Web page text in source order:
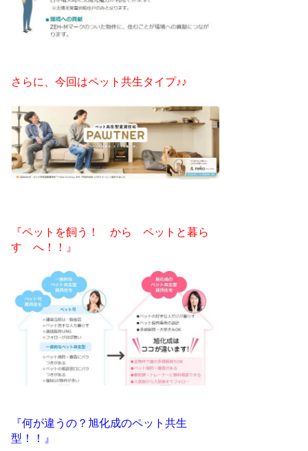
さらに、今回はペット共生タイプ♪♪
『ペットを飼う！ から ペットと暮ら
す へ！！』
『何が違うの？旭化成のペット共生
型！！』